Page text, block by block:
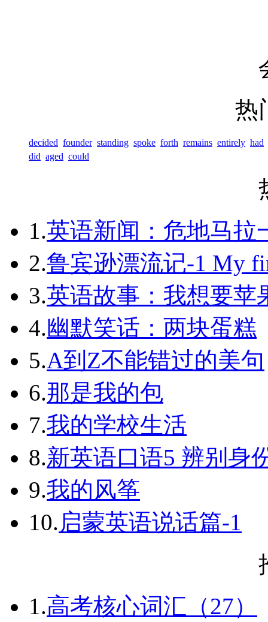
热
decided founder standing spoke forth remains entirely had
did aged could
1.英语新闻：危地马拉
2.鲁宾逊漂流记-1 My
3.英语故事：我想要苹
4.幽默笑话：两块蛋糕
5.A到Z不能错过的美句
6.那是我的包
7.我的学校生活
8.新英语口语5 辨别身
9.我的风筝
10.启蒙英语说话篇-1
1.高考核心词汇（27）